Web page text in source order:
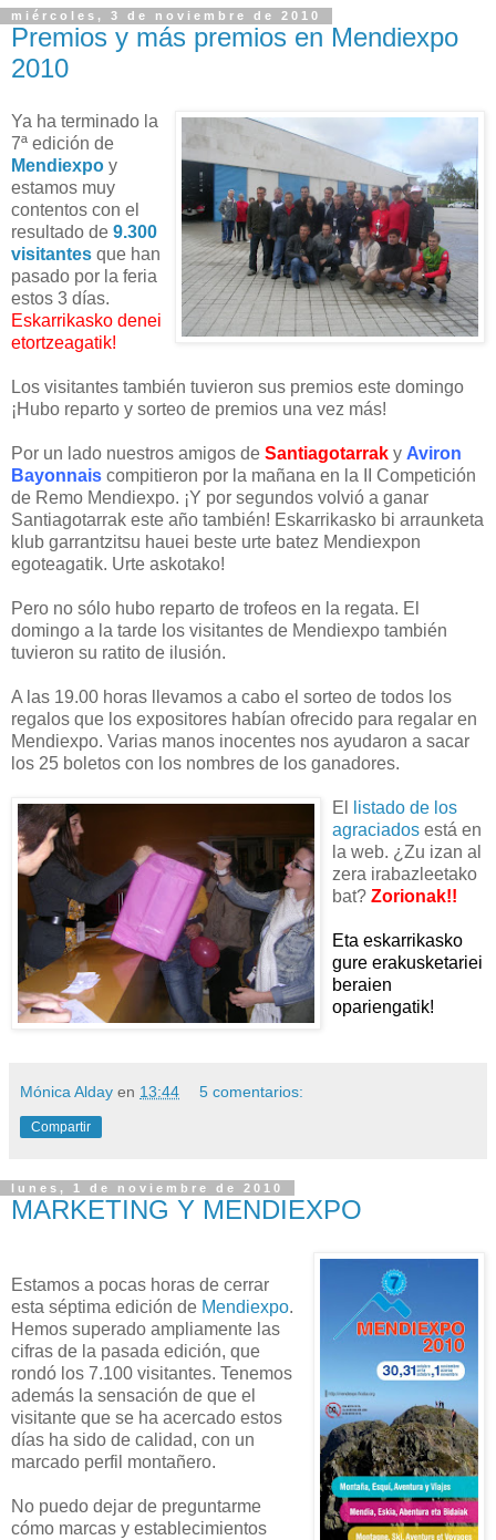
miércoles, 3 de noviembre de 2010
Premios y más premios en Mendiexpo
2010
Ya ha terminado la
7ª edición de
Mendiexpo y
estamos muy
contentos con el
resultado de 9.300
visitantes que han
pasado por la feria
estos 3 días.
Eskarrikasko denei
etortzeagatik!
Los visitantes también tuvieron sus premios este domingo
¡Hubo reparto y sorteo de premios una vez más!
Por un lado nuestros amigos de Santiagotarrak y Aviron
Bayonnais compitieron por la mañana en la II Competición
de Remo Mendiexpo. ¡Y por segundos volvió a ganar
Santiagotarrak este año también! Eskarrikasko bi arraunketa
klub garrantzitsu hauei beste urte batez Mendiexpon
egoteagatik. Urte askotako!
Pero no sólo hubo reparto de trofeos en la regata. El
domingo a la tarde los visitantes de Mendiexpo también
tuvieron su ratito de ilusión.
A las 19.00 horas llevamos a cabo el sorteo de todos los
regalos que los expositores habían ofrecido para regalar en
Mendiexpo. Varias manos inocentes nos ayudaron a sacar
los 25 boletos con los nombres de los ganadores.
El
listado de los
agraciados está en
la web. ¿Zu izan al
zera irabazleetako
bat? Zorionak!!
Eta eskarrikasko
gure erakusketariei
beraien
opariengatik!
Mónica Alday en 13:44 5 comentarios:
Compartir
lunes, 1 de noviembre de 2010
MARKETING Y MENDIEXPO
Estamos a pocas horas de cerrar
esta séptima edición de Mendiexpo.
Hemos superado ampliamente las
cifras de la pasada edición, que
rondó los 7.100 visitantes. Tenemos
además la sensación de que el
visitante que se ha acercado estos
días ha sido de calidad, con un
marcado perfil montañero.
No puedo dejar de preguntarme
cómo marcas y establecimientos